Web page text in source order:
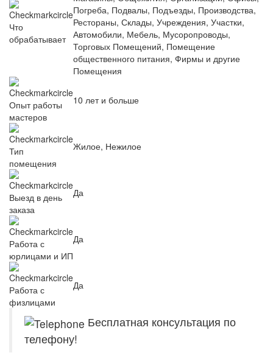
Что
обрабатывает
Погреба, Подвалы, Подъезды, Производства,
Рестораны, Склады, Учреждения, Участки,
Автомобили, Мебель, Мусоропроводы,
Торговых Помещений, Помещение
общественного питания, Фирмы и другие
Помещения
Опыт работы
мастеров
10 лет и больше
Тип
помещения
Жилое, Нежилое
Выезд в день
заказа
Да
Работа с
юрлицами и ИП
Да
Работа с
физлицами
Да
Бесплатная консультация по
телефону!